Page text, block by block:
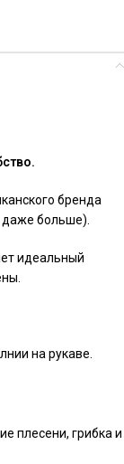
бренда
даже больше).
идеальный
на рукаве.
плесени, грибка и